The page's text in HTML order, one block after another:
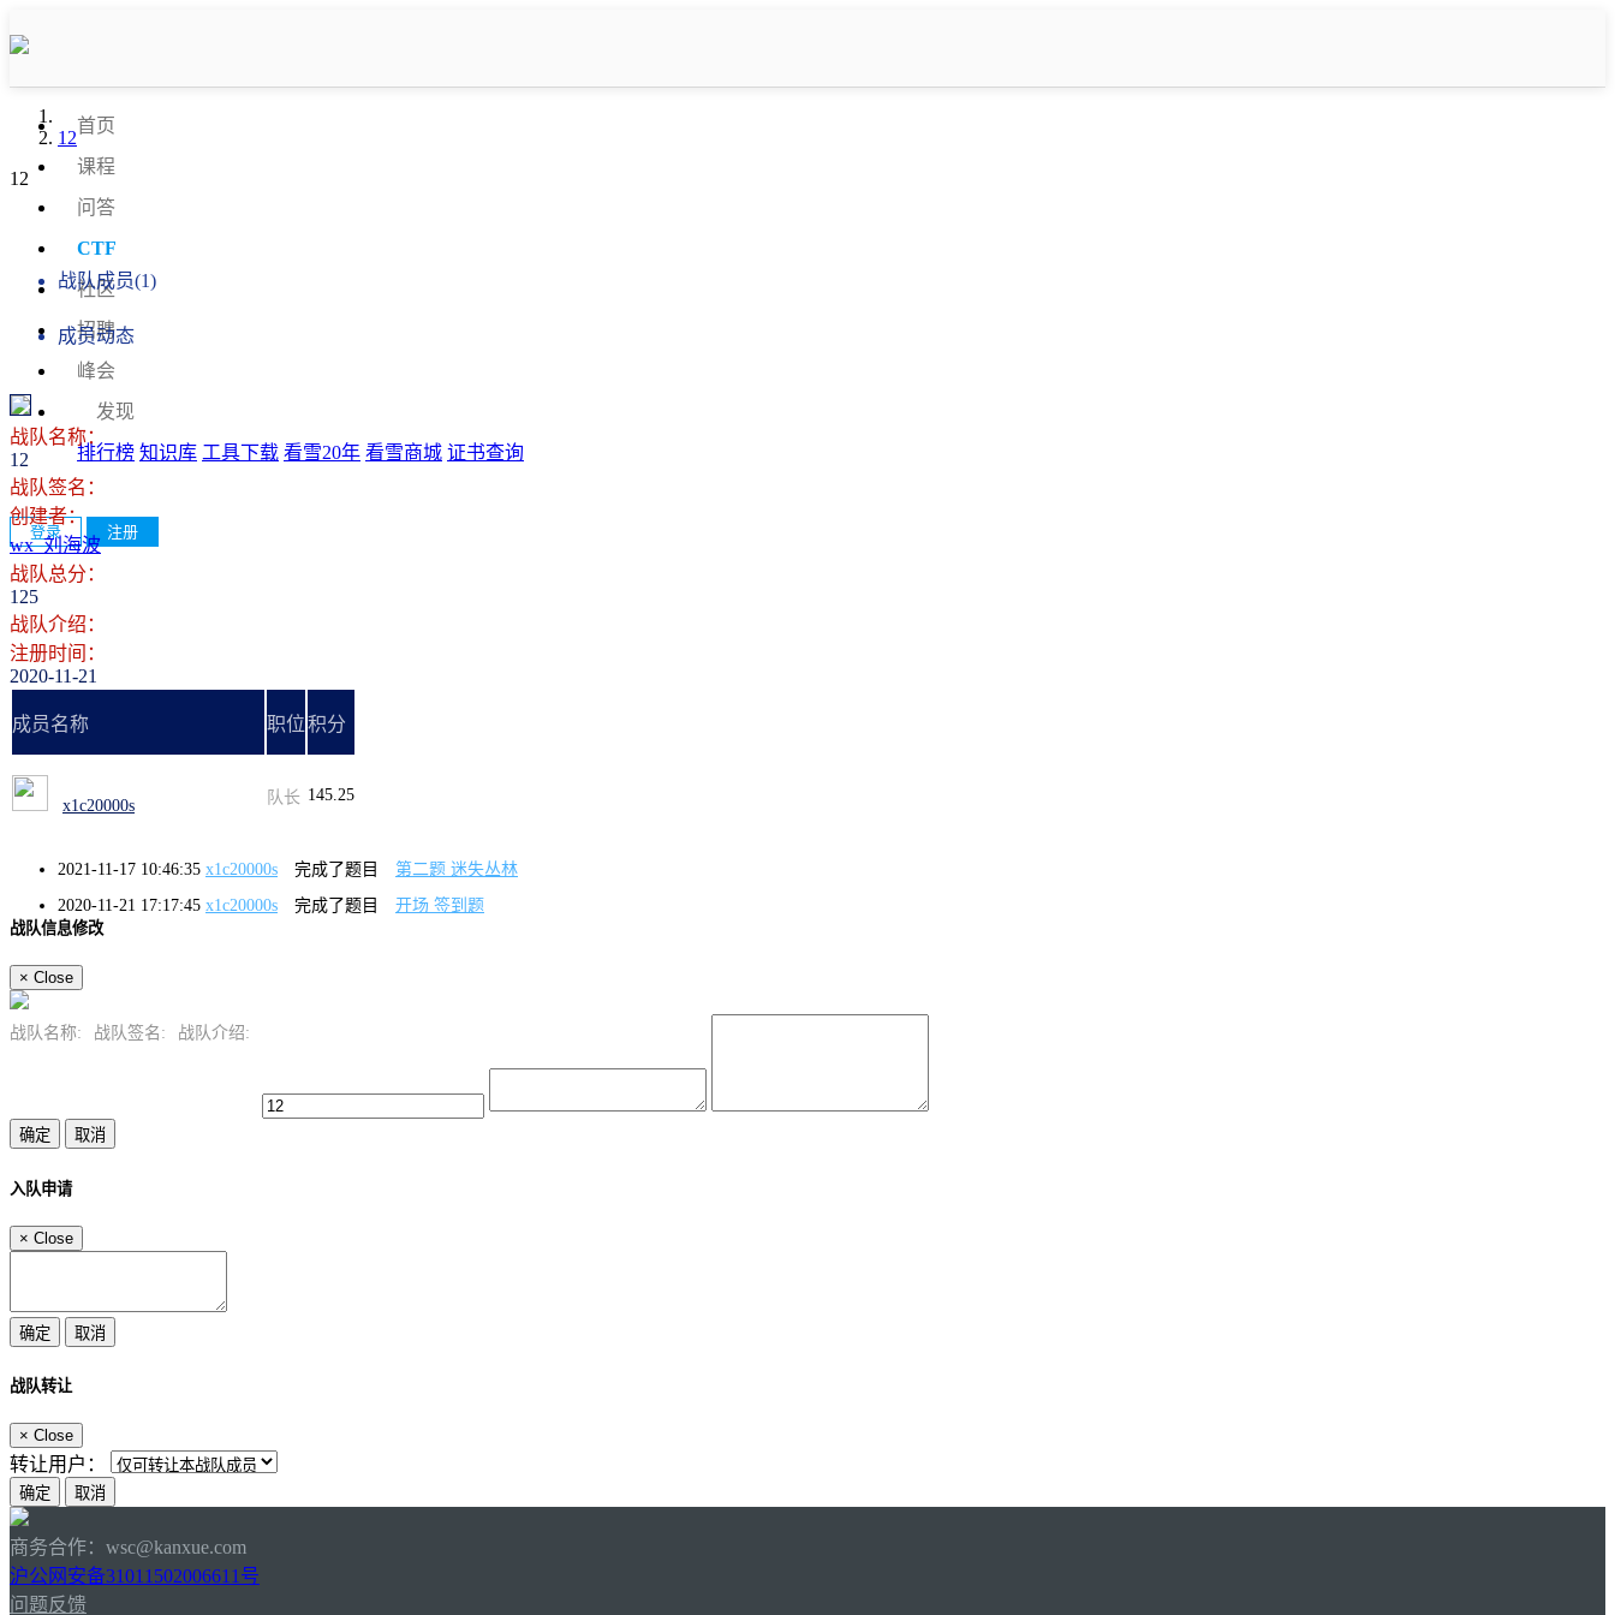
首页
课程
问答
CTF
社区
招聘
峰会
发现
排行榜 知识库 工具下载 看雪20年 看雪商城 证书查询
登录 注册
12
12
战队成员(1)
成员动态
战队名称：
12
战队签名：
创建者：
wx_刘海波
战队总分：
125
战队介绍：
注册时间：
2020-11-21
成员名称 职位积分
x1c20000s 队长 145.25
2021-11-17 10:46:35 x1c20000s 完成了题目
第二题 迷失丛林
2020-11-21 17:17:45 x1c20000s 完成了题目
开场 签到题
战队信息修改
× Close
战队名称: 战队签名: 战队介绍:
入队申请
× Close
战队转让
× Close
转让用户：
商务合作：wsc@kanxue.com
沪公网安备31011502006611号
问题反馈